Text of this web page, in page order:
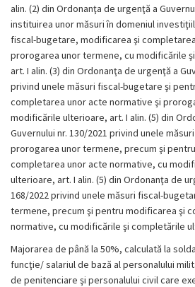
alin. (2) din Ordonanţa de urgenţă a
instituirea unor măsuri în domeniul
fiscal-bugetare, modificarea şi
prorogarea unor termene, cu modificările
art. I alin. (3) din Ordonanţa de urgenţă a
privind unele măsuri fiscal-bugetare şi
completarea unor acte normative şi
modificările ulterioare, art. I alin. (5) din
Guvernului nr. 130/2021 privind unele
prorogarea unor termene, precum şi
completarea unor acte normative, cu
ulterioare, art. I alin. (5) din Ordonanţa de
168/2022 privind unele măsuri fiscal-
termene, precum şi pentru modificarea şi
normative, cu modificările şi completările
Majorarea de până la 50%, calculată la
funcţie/ salariul de bază al personalului
de penitenciare şi personalului civil care